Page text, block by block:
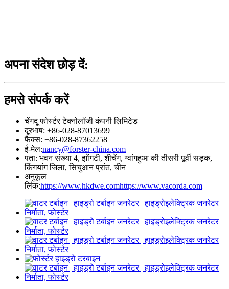
अपना संदेश छोड़ दें:
हमसे संपर्क करें
चेंगदू फोर्स्टर टेक्नोलॉजी कंपनी लिमिटेड
दूरभाष: +86-028-87013699
फैक्स: +86-028-87362258
ई-मेल:nancy@forster-china.com
पता: भवन संख्या 4, झोंगटी, शीचेंग, ग्वांगहुआ की तीसरी पूर्वी सड़क,
किंगयांग जिला, सिचुआन प्रांत, चीन
अनुकूल
लिंक:https://www.hkdwe.comhttps://www.vacorda.com